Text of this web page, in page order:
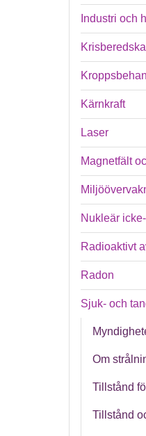
Industri och
Kärnkraft
Laser
Magnetfält
Nukleär
Radioaktivt
Radon
Sjuk- och
Om
Tillstånd
Tillstånd